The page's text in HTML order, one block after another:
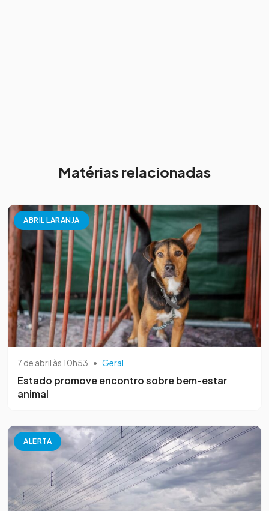
Matérias relacionadas
ABRIL LARANJA
7 de abril às 10h53 • Geral
Estado promove encontro sobre bem-estar
animal
ALERTA